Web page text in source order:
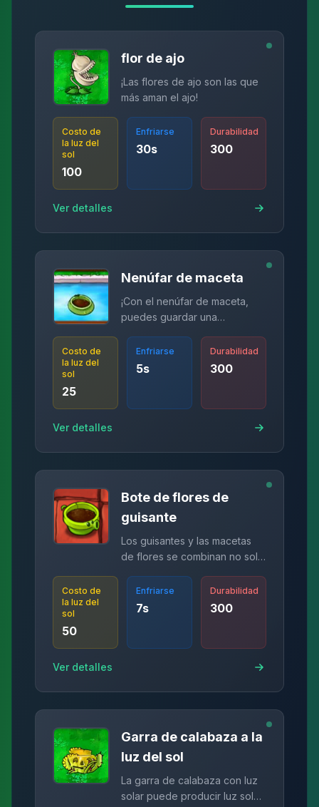
flor de ajo
¡Las flores de ajo son las que
más aman el ajo!
Costo de
la luz del
sol
100
Enfriarse
30s
Durabilidad
300
Ver detalles
Nenúfar de maceta
¡Con el nenúfar de maceta,
puedes guardar una
Costo de
la luz del
sol
25
Enfriarse
5s
Durabilidad
300
Ver detalles
Bote de flores de
guisante
Los guisantes y las macetas
de flores se combinan no solo
sino que también se atacan.
Costo de
la luz del
sol
50
Enfriarse
7s
Durabilidad
300
Ver detalles
Garra de calabaza a la
luz del sol
La garra de calabaza con luz
solar puede producir luz solar,